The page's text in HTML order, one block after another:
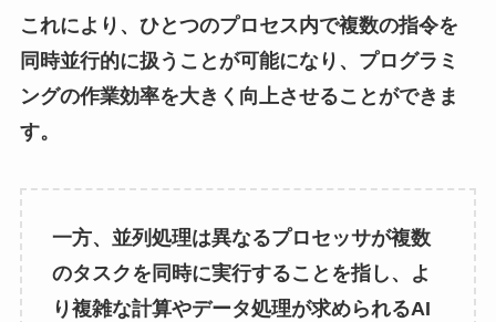
これにより、ひとつのプロセス内で複数の指令を
同時並行的に扱うことが可能になり、プログラミ
ングの作業効率を大きく向上させることができま
す。
一方、並列処理は異なるプロセッサが複数
のタスクを同時に実行することを指し、よ
り複雑な計算やデータ処理が求められるAI